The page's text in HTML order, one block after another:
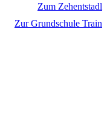
Zum Zehentstadl
Zur Grundschule Train